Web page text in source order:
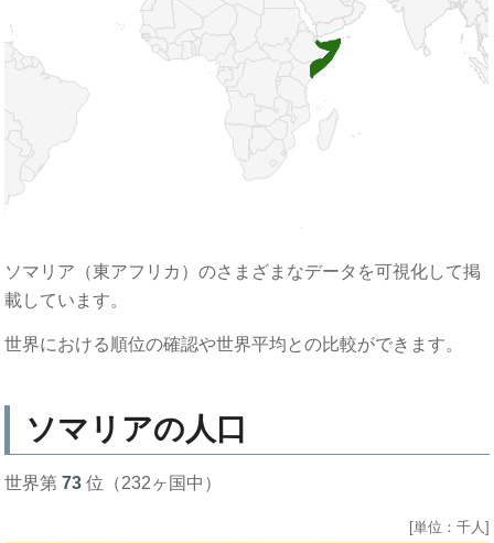
ソマリア（東アフリカ）のさまざまなデータを可視化して掲
載しています。
世界における順位の確認や世界平均との比較ができます。
ソマリアの人口
世界第73 位（232ヶ国中）
[単位：千人]